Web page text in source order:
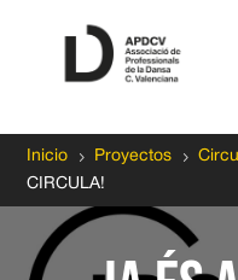
Inicio 5 Proyectos 5
CIRCULA!